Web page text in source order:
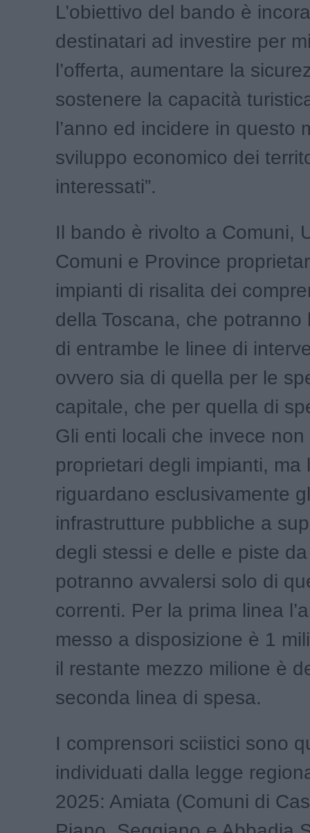
L’obiettivo del bando è
destinatari ad investire per
l’offerta, aumentare la
sostenere la capacità
l’anno ed incidere in questo
sviluppo economico dei
interessati”.
Il bando è rivolto a Comuni,
Comuni e Province
impianti di risalita dei
della Toscana, che potranno
di entrambe le linee di
ovvero sia di quella per le
capitale, che per quella di
Gli enti locali che invece non
proprietari degli impianti, ma
riguardano esclusivamente
infrastrutture pubbliche a
degli stessi e delle e piste
potranno avvalersi solo di
correnti. Per la prima linea
messo a disposizione è 1
il restante mezzo milione è
seconda linea di spesa.
I comprensori sciistici sono
individuati dalla legge
2025: Amiata (Comuni di